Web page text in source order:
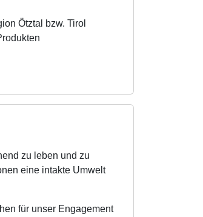
Ötztal bzw. Tirol
zu leben und zu
eine intakte Umwelt
für unser Engagement